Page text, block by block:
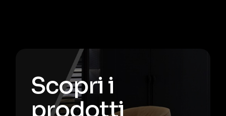
Scopri i
prodotti